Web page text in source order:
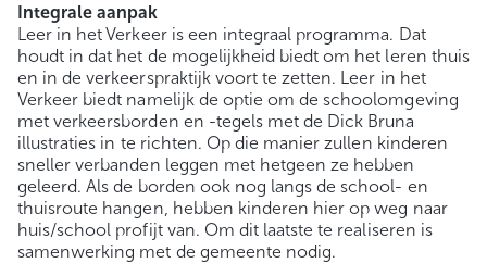
Integrale aanpak
Leer in het Verkeer is een integraal programma. Dat
houdt in dat het de mogelijkheid biedt om het leren thuis
en in de verkeerspraktijk voort te zetten. Leer in het
Verkeer biedt namelijk de optie om de schoolomgeving
met verkeersborden en -tegels met de Dick Bruna
illustraties in te richten. Op die manier zullen kinderen
sneller verbanden leggen met hetgeen ze hebben
geleerd. Als de borden ook nog langs de school- en
thuisroute hangen, hebben kinderen hier op weg naar
huis/school profijt van. Om dit laatste te realiseren is
samenwerking met de gemeente nodig.